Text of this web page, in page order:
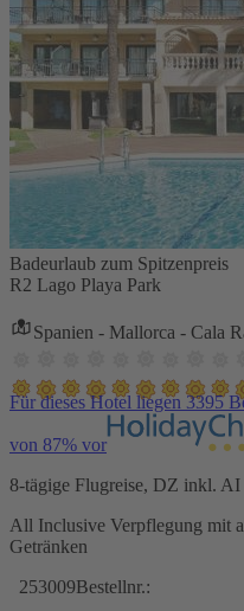
Badeurlaub zum Spitzenpreis
R2 Lago Playa Park
Spanien - Mallorca - Cala
Für dieses Hotel liegen 3395
von 87% vor
8-tägige Flugreise, DZ inkl. AI
All Inclusive Verpflegung mit
Getränken
253009Bestellnr.: